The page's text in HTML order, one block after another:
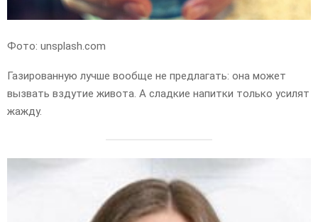
Фото: unsplash.com
Газированную лучше вообще не предлагать: она может
вызвать вздутие живота. А сладкие напитки только усилят
жажду.